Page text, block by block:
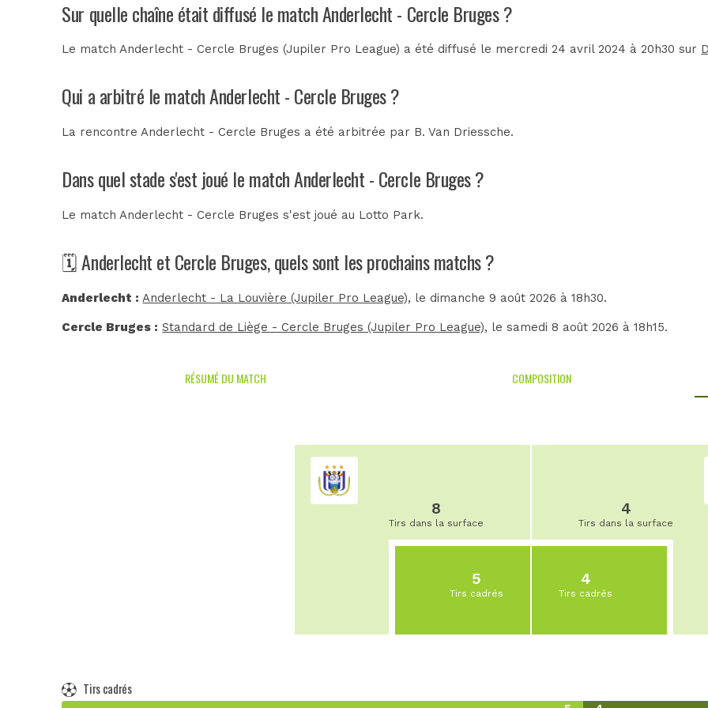
Sur quelle chaîne était diffusé le match Anderlecht - Cercle Bruges ?
Le match Anderlecht - Cercle Bruges (Jupiler Pro League) a été diffusé le mercredi 24 avril 2024 à 20h30 sur
Qui a arbitré le match Anderlecht - Cercle Bruges ?
La rencontre Anderlecht - Cercle Bruges a été arbitrée par B. Van Driessche.
Dans quel stade s'est joué le match Anderlecht - Cercle Bruges ?
Le match Anderlecht - Cercle Bruges s'est joué au Lotto Park.
🗓️ Anderlecht et Cercle Bruges, quels sont les prochains matchs ?
Anderlecht : Anderlecht - La Louvière (Jupiler Pro League), le dimanche 9 août 2026 à 18h30.
Cercle Bruges : Standard de Liège - Cercle Bruges (Jupiler Pro League), le samedi 8 août 2026 à 18h15.
RÉSUMÉ DU MATCH COMPOSITION
8
Tirs dans la surface
5
Tirs cadrés
4
Tirs dans la surface
4
Tirs cadrés
Tirs cadrés